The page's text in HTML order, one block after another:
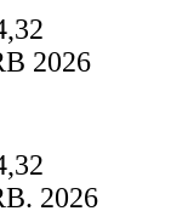
2026
2026